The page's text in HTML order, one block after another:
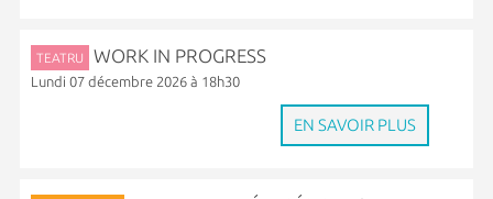
TEATRU WORK IN PROGRESS
Lundi 07 décembre 2026 à 18h30
EN SAVOIR PLUS